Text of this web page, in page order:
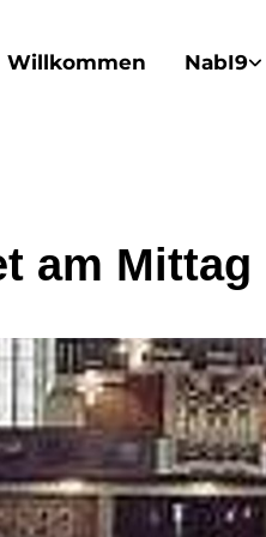
Willkommen NabI9
am Mittag